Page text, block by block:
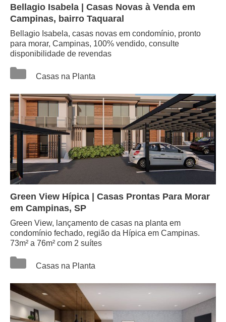
Bellagio Isabela | Casas Novas à Venda em
Campinas, bairro Taquaral
Bellagio Isabela, casas novas em condomínio, pronto
para morar, Campinas, 100% vendido, consulte
disponibilidade de revendas
Casas na Planta
Green View Hípica | Casas Prontas Para Morar
em Campinas, SP
Green View, lançamento de casas na planta em
condomínio fechado, região da Hípica em Campinas.
73m² a 76m² com 2 suítes
Casas na Planta